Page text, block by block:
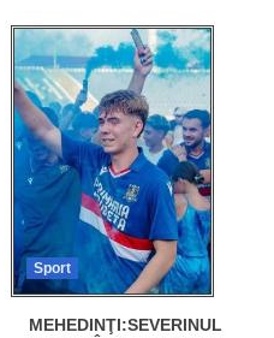
Sport
MEHEDINŢI:SEVERINUL